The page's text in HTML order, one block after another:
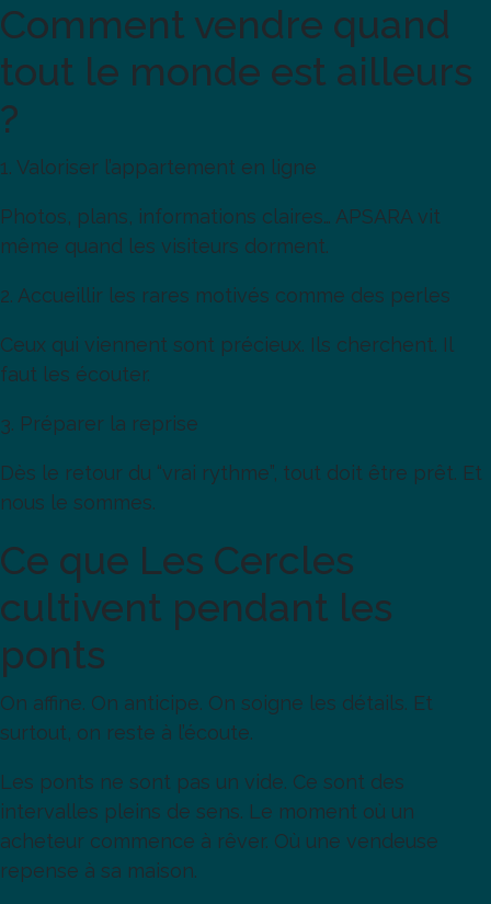
Comment vendre quand
tout le monde est ailleurs
?
1. Valoriser l’appartement en ligne
Photos, plans, informations claires… APSARA vit
même quand les visiteurs dorment.
2. Accueillir les rares motivés comme des perles
Ceux qui viennent sont précieux. Ils cherchent. Il
faut les écouter.
3. Préparer la reprise
Dès le retour du “vrai rythme”, tout doit être prêt. Et
nous le sommes.
Ce que Les Cercles
cultivent pendant les
ponts
On affine. On anticipe. On soigne les détails. Et
surtout, on reste à l’écoute.
Les ponts ne sont pas un vide. Ce sont des
intervalles pleins de sens. Le moment où un
acheteur commence à rêver. Où une vendeuse
repense à sa maison.